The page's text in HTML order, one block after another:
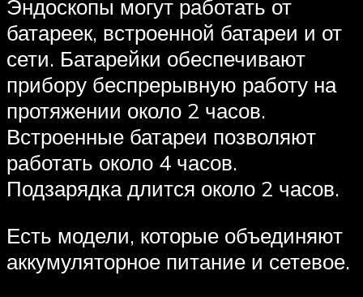
Эндоскопы могут работать от
батареек, встроенной батареи и от
сети. Батарейки обеспечивают
прибору беспрерывную работу на
протяжении около 2 часов.
Встроенные батареи позволяют
работать около 4 часов.
Подзарядка длится около 2 часов.
Есть модели, которые объединяют
аккумуляторное питание и сетевое.